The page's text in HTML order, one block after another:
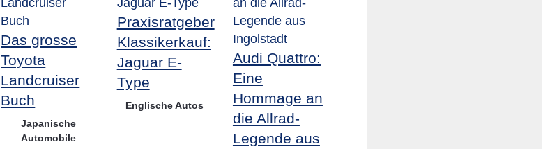
Das grosse
Toyota
Landcruiser
Buch
Japanische
Automobile
Praxisratgeber
Klassikerkauf:
Jaguar E-
Type
Englische Autos
Audi Quattro:
Eine
Hommage an
die Allrad-
Legende aus